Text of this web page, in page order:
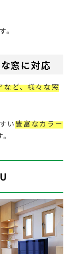
。
窓に対応
など、様々な窓
い豊富なカラー